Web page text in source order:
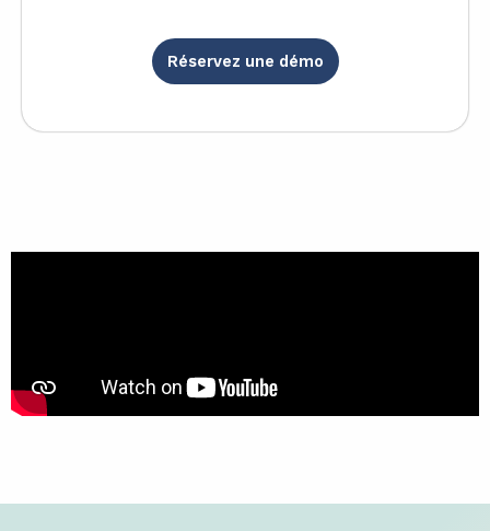
Réservez une démo